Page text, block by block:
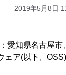
2019年5月8日
愛知県名古屋
ア(以下、